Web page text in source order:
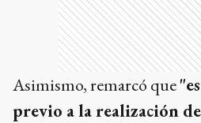
Asimismo, remarcó que
previo a la realización